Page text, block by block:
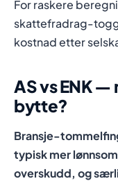
For raskere
skattefradrag-
kostnad etter
AS vs ENK —
bytte?
Bransje-
typisk mer
overskudd, og